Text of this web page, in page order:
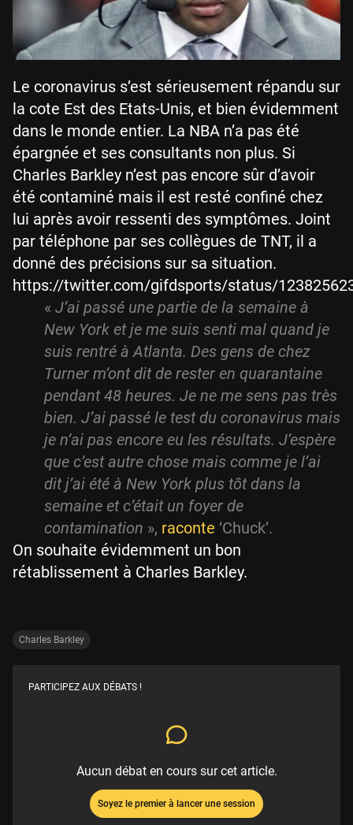
Le coronavirus s’est sérieusement répandu sur
la cote Est des Etats-Unis, et bien évidemment
dans le monde entier. La NBA n’a pas été
épargnée et ses consultants non plus. Si
Charles Barkley n’est pas encore sûr d’avoir
été contaminé mais il est resté confiné chez
lui après avoir ressenti des symptômes. Joint
par téléphone par ses collègues de TNT, il a
donné des précisions sur sa situation.
https://twitter.com/gifdsports/status/
« J’ai passé une partie de la semaine à
New York et je me suis senti mal quand je
suis rentré à Atlanta. Des gens de chez
Turner m’ont dit de rester en quarantaine
pendant 48 heures. Je ne me sens pas très
bien. J’ai passé le test du coronavirus mais
je n’ai pas encore eu les résultats. J’espère
que c’est autre chose mais comme je l’ai
dit j’ai été à New York plus tôt dans la
semaine et c’était un foyer de
contamination », raconte ‘Chuck’.
On souhaite évidemment un bon
rétablissement à Charles Barkley.
Charles Barkley
PARTICIPEZ AUX DÉBATS !
Aucun débat en cours sur cet article.
Soyez le premier à lancer une session